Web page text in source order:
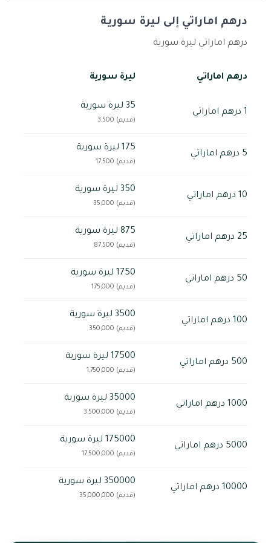
درهم اماراتي إلى ليرة سورية
درهم اماراتي ليرة سورية
درهم اماراتي ليرة سورية
1 درهم اماراتي
35 ليرة سورية
(قديم) 3,500
5 درهم اماراتي
175 ليرة سورية
(قديم) 17,500
10 درهم اماراتي
350 ليرة سورية
(قديم) 35,000
25 درهم اماراتي
875 ليرة سورية
(قديم) 87,500
50 درهم اماراتي
1750 ليرة سورية
(قديم) 175,000
100 درهم اماراتي
3500 ليرة سورية
(قديم) 350,000
500 درهم اماراتي
17500 ليرة سورية
(قديم) 1,750,000
1000 درهم اماراتي
35000 ليرة سورية
(قديم) 3,500,000
5000 درهم اماراتي
175000 ليرة سورية
(قديم) 17,500,000
10000 درهم اماراتي
350000 ليرة سورية
(قديم) 35,000,000